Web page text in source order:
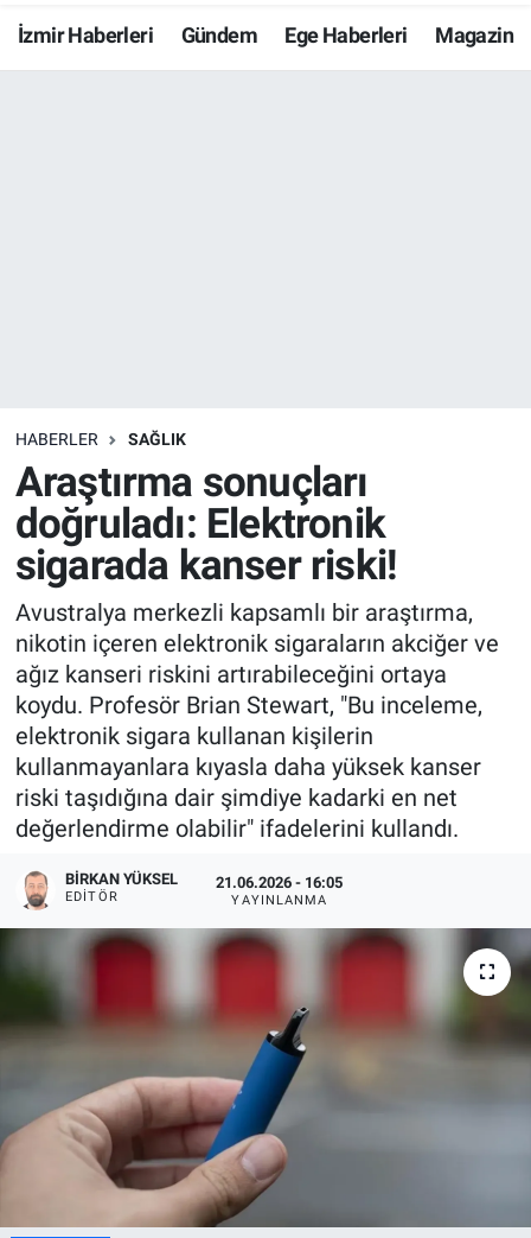
İzmir Haberleri Gündem Ege Haberleri Magazin
HABERLER SAĞLIK
Araştırma sonuçları
doğruladı: Elektronik
sigarada kanser riski!
Avustralya merkezli kapsamlı bir araştırma,
nikotin içeren elektronik sigaraların akciğer ve
ağız kanseri riskini artırabileceğini ortaya
koydu. Profesör Brian Stewart, "Bu inceleme,
elektronik sigara kullanan kişilerin
kullanmayanlara kıyasla daha yüksek kanser
riski taşıdığına dair şimdiye kadarki en net
değerlendirme olabilir" ifadelerini kullandı.
BIRKAN YÜKSEL
EDITÖR
21.06.2026 - 16:05
YAYINLANMA
Resmi İlanlar